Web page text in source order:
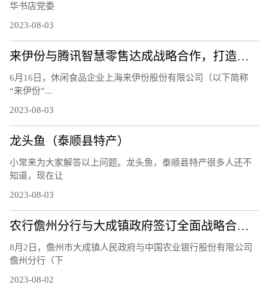
华书店党委
2023-08-03
来伊份与腾讯智慧零售达成战略合作，打造零售业数字化新标杆
6月16日，休闲食品企业上海来伊份股份有限公司（以下简称
“来伊份”...
2023-08-03
龙头鱼（泰顺县特产）
小常来为大家解答以上问题。龙头鱼，泰顺县特产很多人还不
知道，现在让
2023-08-03
农行儋州分行与大成镇政府签订全面战略合作协议
8月2日，儋州市大成镇人民政府与中国农业银行股份有限公司
儋州分行（下
2023-08-02